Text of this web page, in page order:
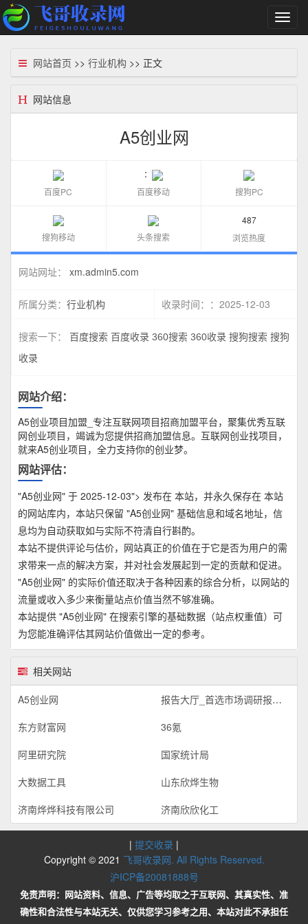
切
换
网站首页 >> 行业机构 >> 正文
网站信息
A5创业网
百度PC
：
百度移动
搜狗PC
搜狗移动 头条搜索
487
浏览热度
网站网址： xm.admin5.com
所属分类： 行业机构 收录时间： ：2025-12-03
搜索一下： 百度搜索 百度收录 360搜索 360收录 搜狗搜索 搜狗
收录
网站介绍：
A5创业项目加盟_专注互联网项目招商加盟平台，聚集优秀互联
网创业项目，竭诚为您提供招商加盟信息。互联网创业找项目，
就来A5创业项目，全力支持你的创业梦。
网站评估：
"A5创业网" 于 2025-12-03"> 发布在 本站，并永久保存在 本站
的网站库内，本站只保留 "A5创业网" 基础信息和域名地址，信
息均为自动获取如与实际不符清自行斟酌。
本站不提供评论与估价，网站真正的价值在于它是否为用户的需
求带来一点的解决方案，并对社会发展起到一定的贡献和促进。
"A5创业网" 的实际价值还取决于各种因素的综合分析，以网站的
流量或收入多少来衡量站点价值当然不够准确。
本站提供 "A5创业网" 在搜索引擎的基础数据（站点权重值）可
为您能准确评估其网站价值做出一定的参考。
相关网站
A5创业网
报告大厅_首选市场调研报告门户_专业提供各行业市场调研报告
东方财富网
36氪
阿里研究院
国家统计局
大数据工具
山东欣烨生物
济南烨烨科技有限公司
济南欣欣化工
| 提交收录 |
Copyright © 2021 飞哥收录网. All Rights Reserved.
沪ICP备20081888号
免责声明：网站资料、信息、广告等均取之于互联网、其真实性、准
确性和合法性与本站无关、仅供您学习参考之用、本站对此不承担任